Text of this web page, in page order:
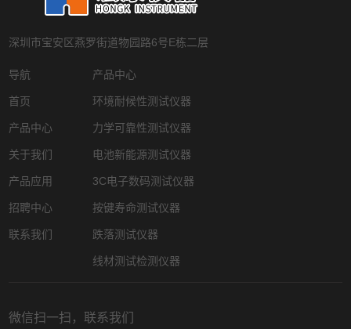
深圳市宝安区燕罗街道物园路6号E栋二层
导航
首页
产品中心
关于我们
产品应用
招聘中心
联系我们
产品中心
环境耐候性测试仪器
力学可靠性测试仪器
电池新能源测试仪器
3C电子数码测试仪器
按键寿命测试仪器
跌落测试仪器
线材测试检测仪器
微信扫一扫，联系我们